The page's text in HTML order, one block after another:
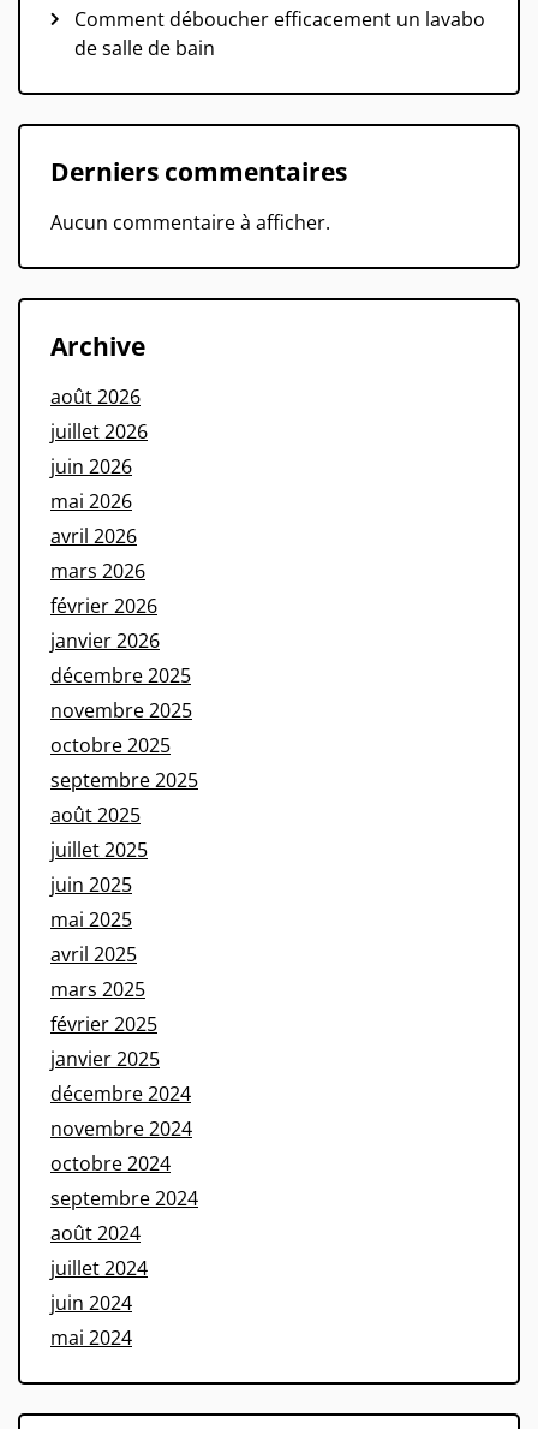
Comment déboucher efficacement un lavabo
de salle de bain
Derniers commentaires
Aucun commentaire à afficher.
Archive
août 2026
juillet 2026
juin 2026
mai 2026
avril 2026
mars 2026
février 2026
janvier 2026
décembre 2025
novembre 2025
octobre 2025
septembre 2025
août 2025
juillet 2025
juin 2025
mai 2025
avril 2025
mars 2025
février 2025
janvier 2025
décembre 2024
novembre 2024
octobre 2024
septembre 2024
août 2024
juillet 2024
juin 2024
mai 2024